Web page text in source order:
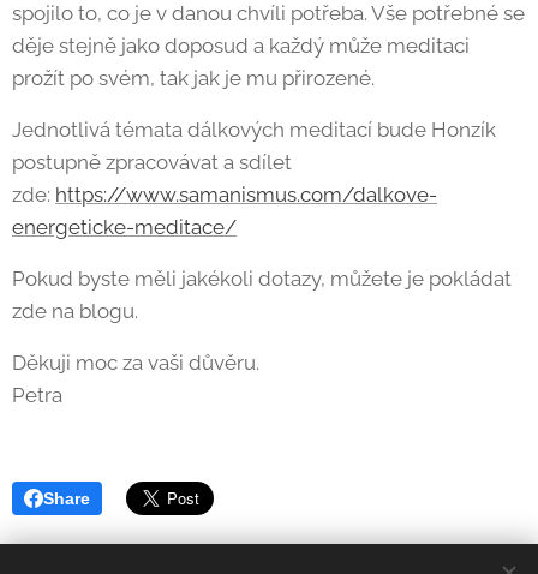
spojilo to, co je v danou chvíli potřeba. Vše potřebné se
děje stejně jako doposud a každý může meditaci
prožít po svém, tak jak je mu přirozené.
Jednotlivá témata dálkových meditací bude Honzík
postupně zpracovávat a sdílet
zde: https://www.samanismus.com/dalkove-
energeticke-meditace/
Pokud byste měli jakékoli dotazy, můžete je pokládat
zde na blogu.
Děkuji moc za vaši důvěru.
Petra
Share